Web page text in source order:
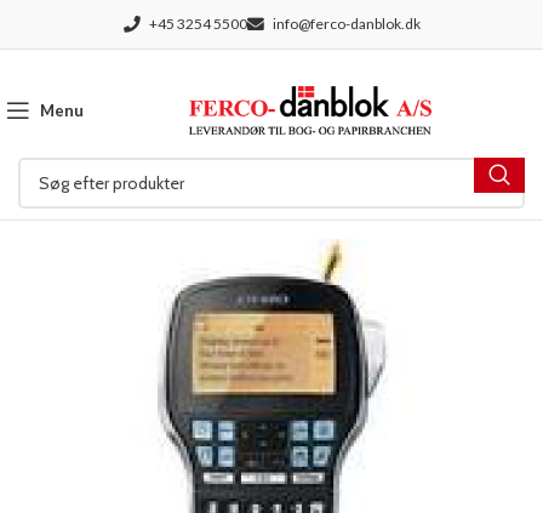
+45 3254 5500 info@ferco-danblok.dk
Menu